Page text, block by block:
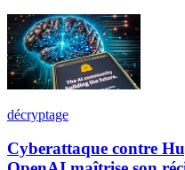
décryptage
Cyberattaque contre